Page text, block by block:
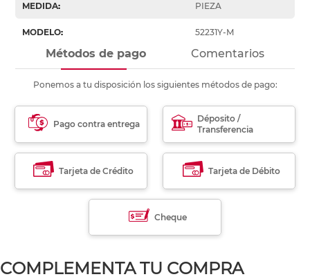
MEDIDA: PIEZA
MODELO: 52231Y-M
Métodos de pago Comentarios
Ponemos a tu disposición los siguientes métodos de pago:
Pago contra entrega
Déposito /
Transferencia
Tarjeta de Crédito Tarjeta de Débito
Cheque
COMPLEMENTA TU COMPRA